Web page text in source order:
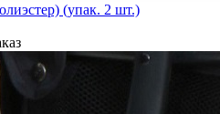
(упак. 2 шт.)